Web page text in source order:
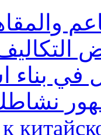
بناء